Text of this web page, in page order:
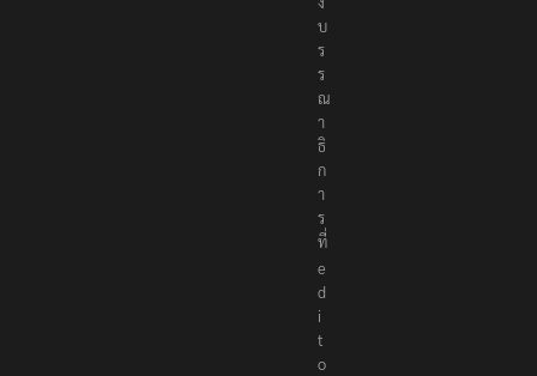
บ
ร
ร
ณ
า
ธิ
ก
า
ร
ที่
e
d
i
t
o